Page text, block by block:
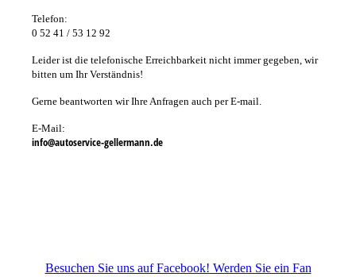
Telefon:
0 52 41 / 53 12 92
Leider ist die telefonische Erreichbarkeit nicht immer gegeben, wir
bitten um Ihr Verständnis!
Gerne beantworten wir Ihre Anfragen auch per E-mail.
E-Mail:
info@autoservice-gellermann.de
Besuchen Sie uns auf Facebook! Werden Sie ein Fan